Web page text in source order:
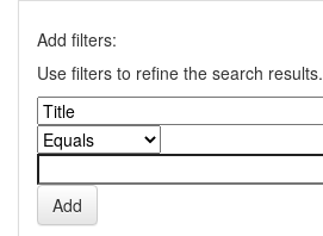
Add filters:
Use filters to refine the search results.